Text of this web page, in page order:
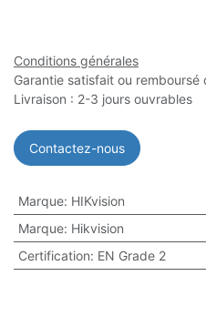
Conditions générales
Garantie satisfait ou remboursé
Livraison : 2-3 jours ouvrables
Contactez-nous
Marque: HIKvision
Marque: Hikvision
Certification: EN Grade 2